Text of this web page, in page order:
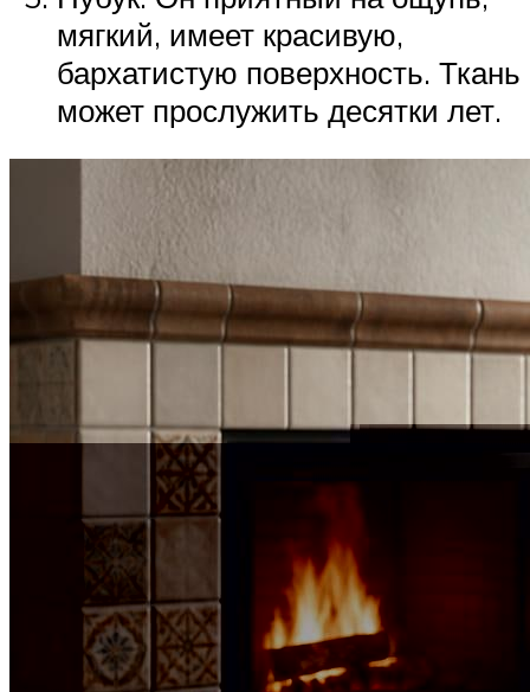
мягкий, имеет красивую,
бархатистую поверхность. Ткань
может прослужить десятки лет.